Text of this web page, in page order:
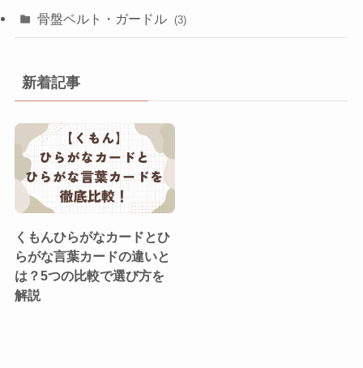
骨盤ベルト・ガードル (3)
新着記事
くもんひらがなカードとひ
らがな言葉カードの違いと
は？5つの比較で選び方を
解説